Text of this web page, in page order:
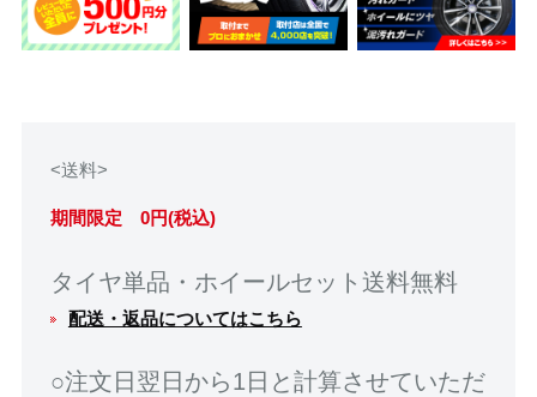
<送料>
期間限定 0円(税込)
タイヤ単品・ホイールセット送料無料
配送・返品についてはこちら
○注文日翌日から1日と計算させていただ